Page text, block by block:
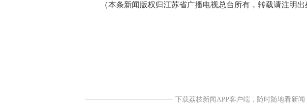
（本条新闻版权归江苏省广播电视总台所有，转载请注明出
下载荔枝新闻APP客户端，随时随地看新闻